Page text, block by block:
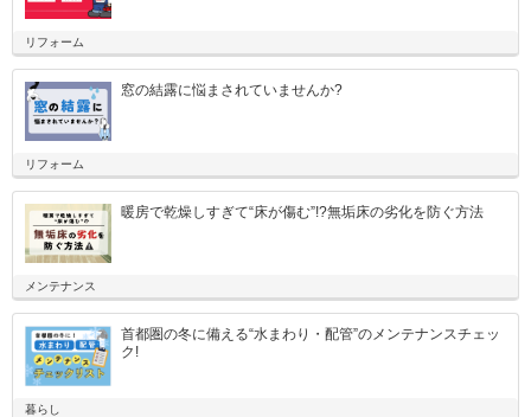
リフォーム
窓の結露に悩まされていませんか?
リフォーム
暖房で乾燥しすぎて“床が傷む”!?無垢床の劣化を防ぐ方法
メンテナンス
首都圏の冬に備える“水まわり・配管”のメンテナンスチェッ
ク!
暮らし